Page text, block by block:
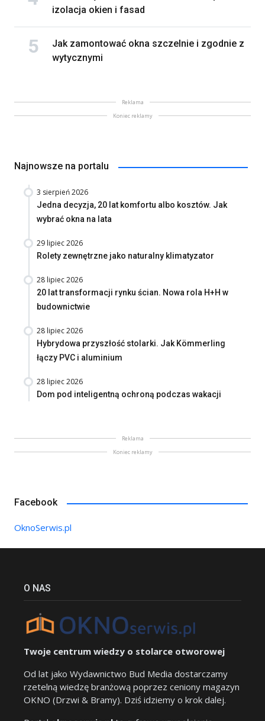
izolacja okien i fasad
Jak zamontować okna szczelnie i zgodnie z
wytycznymi
Reklama
Koniec reklamy
Najnowsze na portalu
3 sierpień 2026
Jedna decyzja, 20 lat komfortu albo kosztów. Jak
wybrać okna na lata
29 lipiec 2026
Rolety zewnętrzne jako naturalny klimatyzator
28 lipiec 2026
20 lat transformacji rynku ścian. Nowa rola H+H w
budownictwie
28 lipiec 2026
Hybrydowa przyszłość stolarki. Jak Kömmerling
łączy PVC i aluminium
28 lipiec 2026
Dom pod inteligentną ochroną podczas wakacji
Reklama
Koniec reklamy
Facebook
OknoSerwis.pl
O NAS
Twoje centrum wiedzy o stolarce otworowej
Od lat jako Wydawnictwo Bud Media dostarczamy
rzetelną wiedzę branżową poprzez ceniony magazyn
OKNO (Drzwi & Bramy). Dziś idziemy o krok dalej.